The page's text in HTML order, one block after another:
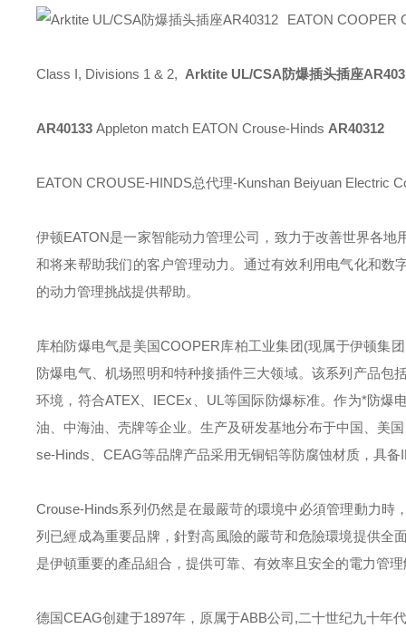
EATON COOPER
Class I, Divisions 1 & 2, Arktite UL/CSA防爆插头插座
AR40133 Appleton match EATON Crouse-Hinds AR40312
EATON CROUSE-HINDS总代理-Kunshan Beiyuan Electric
伊顿EATON是一家智能动力管理公司，致力于改善世界各
和将来帮助我们的客户管理动力。通过有效利用电气化和
的动力管理挑战提供帮助。
库柏防爆电气是美国COOPER库柏工业集团(现属于伊顿集
防爆电气、机场照明和特种接插件三大领域。该系列产品包
环境，符合ATEX IECEx UL 等国际防爆标准。作为*防爆
油、中海油、壳牌等企业。生产及研发基地分布于中国、美
se-Hinds
CEAG等品牌产品采用无铜铝等防腐蚀材质，具备
Crouse-Hinds系列仍然是在最嚴苛的環境中必須管理動力時
列已經成為重要品牌，針對高風險的嚴苛和危險環境提供全
是伊頓重要的產品組合，提供可靠、有效率且安全的電力管
德国CEAG创建于1897年，原属于ABB公司,二十世纪九十年